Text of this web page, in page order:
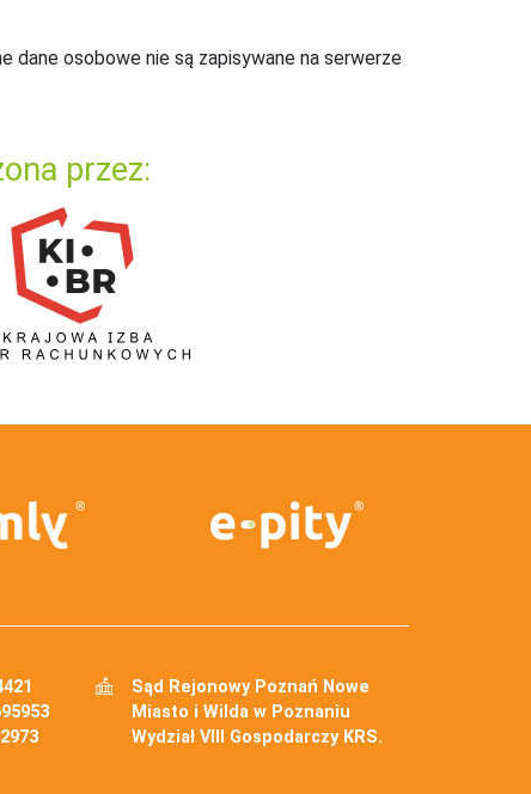
dane osobowe nie są zapisywane na serwerze
przez:
Sąd Rejonowy Poznań Nowe
Miasto i Wilda w Poznaniu
Wydział VIII Gospodarczy KRS.